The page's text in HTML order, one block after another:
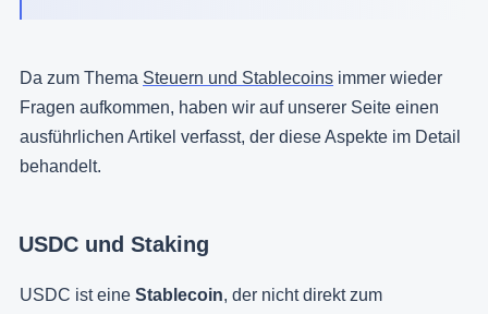
Da zum Thema Steuern und Stablecoins immer wieder
Fragen aufkommen, haben wir auf unserer Seite einen
ausführlichen Artikel verfasst, der diese Aspekte im Detail
behandelt.
USDC und Staking
USDC ist eine Stablecoin, der nicht direkt zum